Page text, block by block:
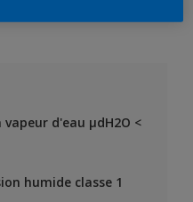
d'eau µdH2O <
humide classe 1